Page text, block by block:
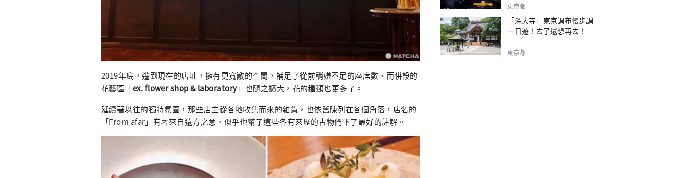
2019年底，遷到現在的店址，擁有更寬敞的空間，補足了從前稍嫌不足的座席數、而併設的
花藝區「ex. flower shop & laboratory」也隨之擴大，花的種類也更多了。
延續著以往的獨特氛圍，那些店主從各地收集而來的雜貨，也依舊陳列在各個角落，店名的
「From afar」有著來自遠方之意，似乎也幫了這些各有來歷的古物們下了最好的註解。
東京都
「深大寺」東京調布慢步調
一日遊！去了還想再去！
東京都